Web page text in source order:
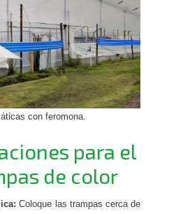
con feromona.
para el
de color
Coloque las trampas cerca de